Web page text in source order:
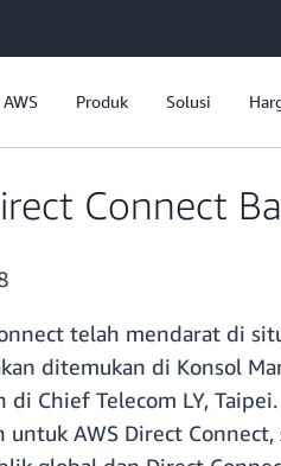
Produk Solusi
Connect
telah mendarat di
ditemukan di Konsol
Chief Telecom LY,
AWS Direct